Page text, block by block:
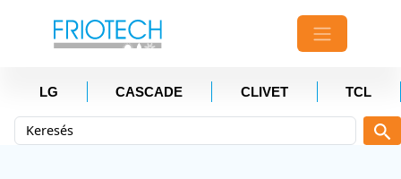
LG CASCADE CLIVET TCL